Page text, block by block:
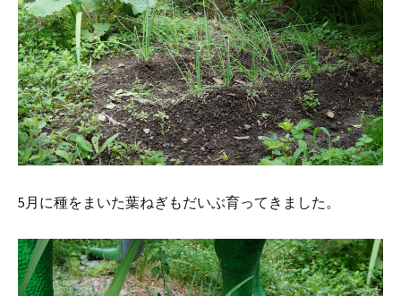
5月に種をまいた葉ねぎもだいぶ育ってきました。